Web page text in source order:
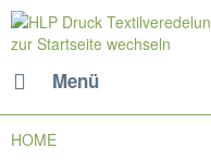
Menü
HOME